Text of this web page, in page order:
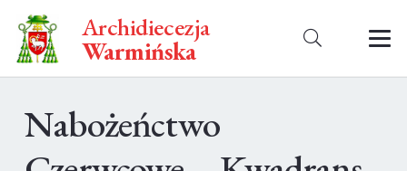
Archidiecezja
Warmińska
Nabożeńctwo